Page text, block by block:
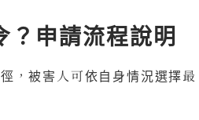
？申請流程說明
，被害人可依自身情況選擇最